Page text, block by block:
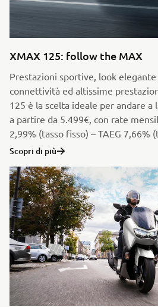
XMAX 125: follow the MAX
Prestazioni sportive, look
connettività ed altissime
125 è la scelta ideale per andare a
a partire da 5.499€, con rate
2,99% (tasso fisso) – TAEG 7,66%
Scopri di più